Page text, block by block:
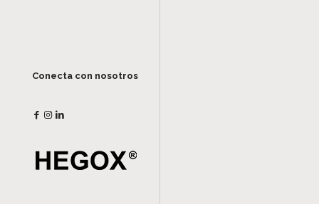
Conecta con nosotros